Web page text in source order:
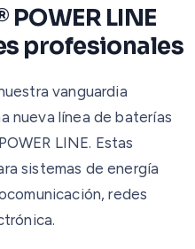
LINE
profesionales
vanguardia
nueva línea de baterías
LINE. Estas
sistemas de energía
redes